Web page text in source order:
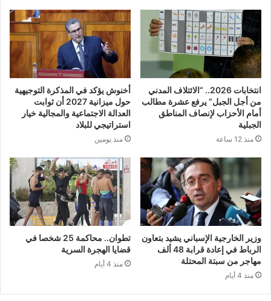
انتخابات 2026.. “الائتلاف المدني
من أجل الجبل” يرفع عشرة مطالب
أمام الأحزاب لإنصاف المناطق
الجبلية
منذ 12 ساعة
أخنوش يؤكد في المذكرة التوجيهية
حول ميزانية 2027 أن ثوابت
العدالة الاجتماعية والمجالية خيار
استراتيجي للبلاد
منذ يومين
وزير الخارجية الإسباني يشيد بتعاون
الرباط في إعادة قرابة 48 ألف
مهاجر من سبتة المحتلة
منذ 4 أيام
تطوان.. محاكمة 25 شخصا في
قضايا الهجرة السرية
منذ 4 أيام